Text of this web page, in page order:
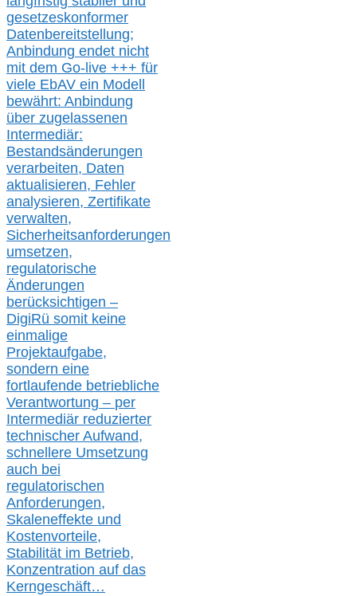
gesetzeskonformer
Datenbereitstellung;
Anbindung endet nicht
mit dem Go-live +++ für
viele EbAV ein Modell
bewährt: Anbindung
über zugelassenen
Intermediär:
Bestandsänderungen
verarbeiten, Daten
aktualisieren, Fehler
analysieren, Zertifikate
verwalten,
Sicherheitsanforderungen
umsetzen,
regulatorische
Änderungen
berücksichtigen –
DigiRü somit keine
einmalige
Projektaufgabe,
sondern eine
fortlaufende betriebliche
Verantwortung – per
Intermediär reduzierter
technischer Aufwand,
schnellere Umsetzung
auch bei
regulatorischen
Anforderungen,
Skaleneffekte und
Kostenvorteile,
Stabilität im Betrieb,
Konzentration auf das
Kerngeschäft…